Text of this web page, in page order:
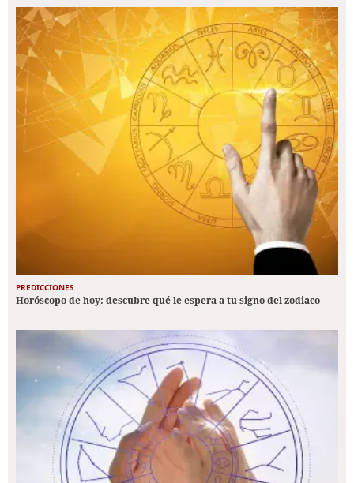
PREDICCIONES
Horóscopo de hoy: descubre qué le espera a tu signo del zodiaco